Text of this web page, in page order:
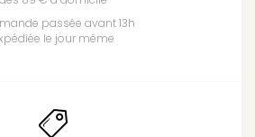
passée avant 13h
le jour même